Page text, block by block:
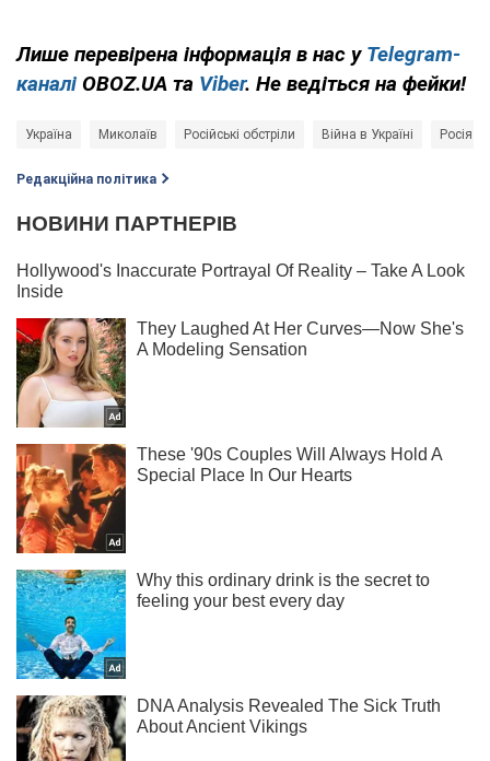
Лише перевірена інформація в нас у Telegram-
каналі OBOZ.UA та Viber. Не ведіться на фейки!
Україна Миколаїв Російські обстріли Війна в Україні Росія -
Редакційна політика